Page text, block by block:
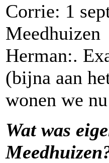
Corrie: 1
Meedhuizen
Herman:.
(bijna aan
wonen we
Wat was